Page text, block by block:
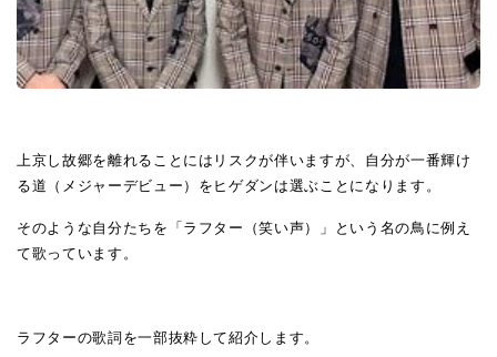
上京し故郷を離れることにはリスクが伴いますが、自分が一番輝け
る道（メジャーデビュー）をヒゲダンは選ぶことになります。
そのような自分たちを「ラフター（笑い声）」という名の鳥に例え
て歌っています。
ラフターの歌詞を一部抜粋して紹介します。